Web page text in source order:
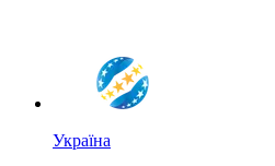
Україна